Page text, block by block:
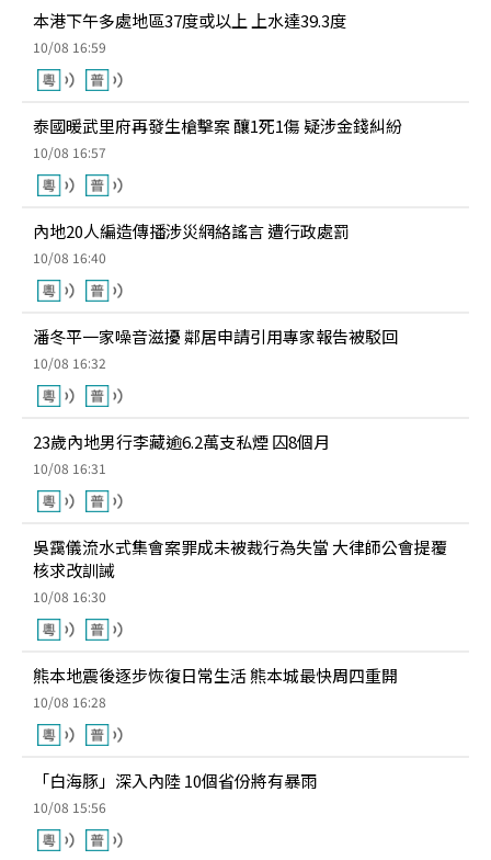
本港下午多處地區37度或以上 上水達39.3度
10/08 16:59
泰國暖武里府再發生槍擊案 釀1死1傷 疑涉金錢糾紛
10/08 16:57
內地20人編造傳播涉災網絡謠言 遭行政處罰
10/08 16:40
潘冬平一家噪音滋擾 鄰居申請引用專家報告被駁回
10/08 16:32
23歲內地男行李藏逾6.2萬支私煙 囚8個月
10/08 16:31
吳靄儀流水式集會案罪成未被裁行為失當 大律師公會提覆
核求改訓誡
10/08 16:30
熊本地震後逐步恢復日常生活 熊本城最快周四重開
10/08 16:28
「白海豚」深入內陸 10個省份將有暴雨
10/08 15:56